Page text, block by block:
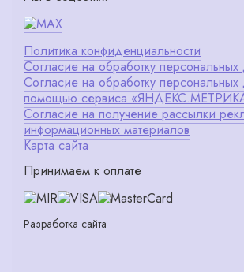
Политика конфиденциальности
Согласие на обработку
Согласие на обработку
помощью сервиса
Согласие на получение рассылки
информационных материалов
Карта сайта
Принимаем к оплате
Разработка сайта